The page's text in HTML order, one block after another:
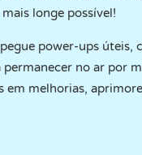
longe possível!
power-ups
no ar por
em melhorias,